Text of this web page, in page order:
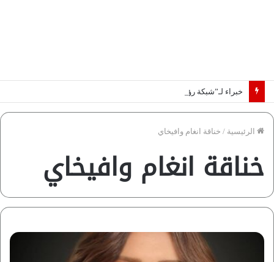
خبراء لـ”شبكة رؤية”: «اتفاق مكة» يغيّر قواعد اللعبة بالشرق الأوسط
الرئيسية / خناقة انغام وافيخاي
خناقة انغام وافيخاي